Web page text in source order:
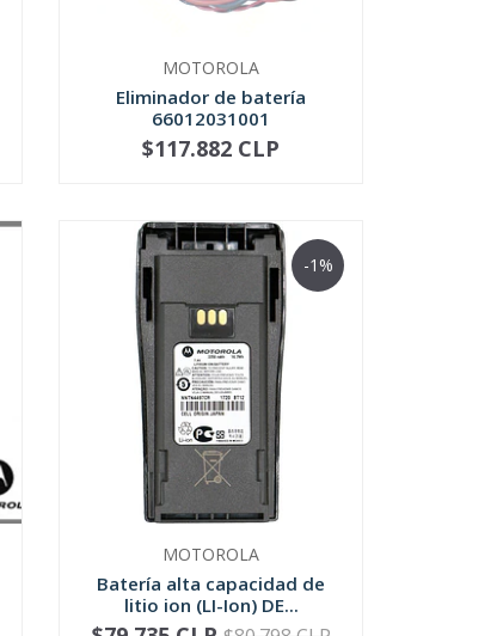
MOTOROLA
Eliminador de batería
66012031001
NO DISPONIBLE
$117.882 CLP
-1%
MOTOROLA
Batería alta capacidad de
litio ion (LI-Ion) DE...